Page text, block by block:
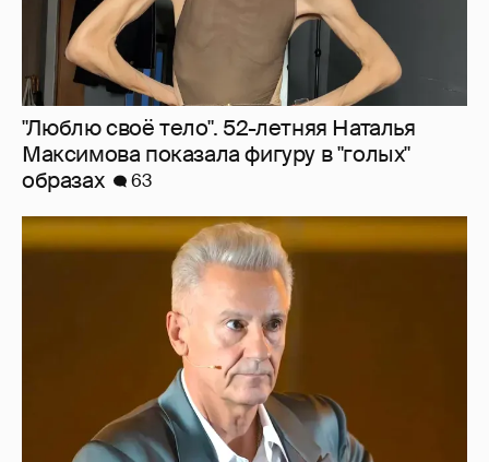
"Люблю своё тело". 52-летняя Наталья
Максимова показала фигуру в "голых"
образах
63